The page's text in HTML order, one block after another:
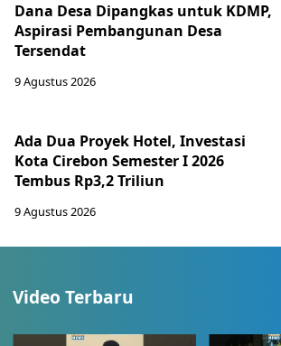
Dana Desa Dipangkas untuk KDMP,
Aspirasi Pembangunan Desa
Tersendat
9 Agustus 2026
Ada Dua Proyek Hotel, Investasi
Kota Cirebon Semester I 2026
Tembus Rp3,2 Triliun
9 Agustus 2026
Video Terbaru